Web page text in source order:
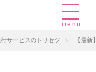
menu
サービスのトリセツ 【最